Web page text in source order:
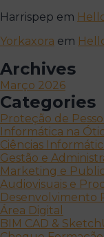
Harrispep em
Yorkaxora em
Archives
Março 2026
Categories
Proteção de
Informática na
Ciências
Gestão e
Marketing e
Audiovisuais e
Desenvolvimento
Área Digital
BIM CAD &